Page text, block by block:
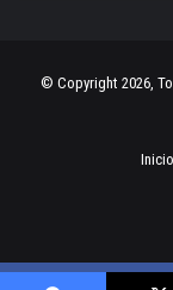
© Copyright 2026,
Inicio